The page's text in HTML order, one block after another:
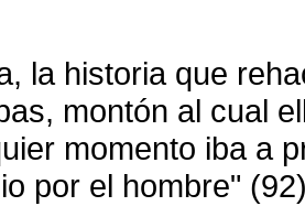
la historia que
montón al cual
momento iba a
por el hombre"